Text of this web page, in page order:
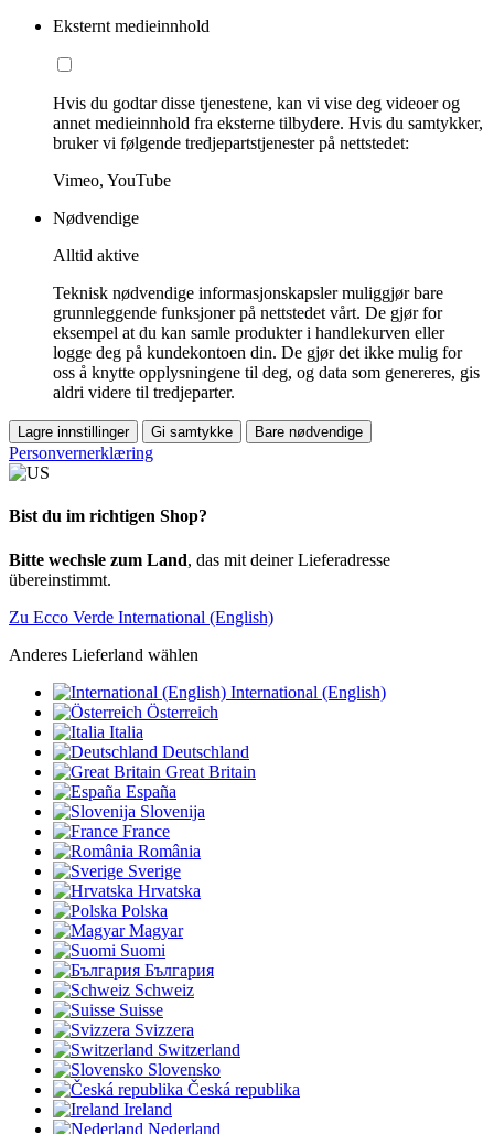
Eksternt medieinnhold
Hvis du godtar disse tjenestene, kan vi vise deg videoer og
annet medieinnhold fra eksterne tilbydere. Hvis du samtykker,
bruker vi følgende tredjepartstjenester på nettstedet:
Vimeo, YouTube
Nødvendige
Alltid aktive
Teknisk nødvendige informasjonskapsler muliggjør bare
grunnleggende funksjoner på nettstedet vårt. De gjør for
eksempel at du kan samle produkter i handlekurven eller
logge deg på kundekontoen din. De gjør det ikke mulig for
oss å knytte opplysningene til deg, og data som genereres, gis
aldri videre til tredjeparter.
Lagre innstillinger Gi samtykke Bare nødvendige
Personvernerklæring
Bist du im richtigen Shop?
Bitte wechsle zum Land, das mit deiner Lieferadresse
übereinstimmt.
Zu Ecco Verde International (English)
Anderes Lieferland wählen
International (English)
Österreich
Italia
Deutschland
Great Britain
España
Slovenija
France
România
Sverige
Hrvatska
Polska
Magyar
Suomi
България
Schweiz
Suisse
Svizzera
Switzerland
Slovensko
Česká republika
Ireland
Nederland